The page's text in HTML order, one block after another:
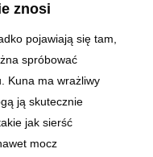
znosi
pojawiają się tam,
spróbować
Kuna ma wrażliwy
ją skutecznie
jak sierść
mocz